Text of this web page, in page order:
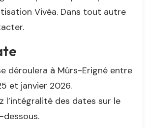
Vivéa. Dans tout autre
déroulera à Mûrs-Erigné entre
et janvier 2026.
l’intégralité des dates sur le